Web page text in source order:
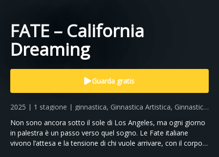
FATE – California
Dreaming
Guarda gratis
2025 | 1 stagione | ginnastica, Ginnastica Artistica, Ginnastica
Non sono ancora sotto il sole di Los Angeles, ma ogni giorno
in palestra è un passo verso quel sogno. Le Fate italiane
vivono l’attesa e la tensione di chi vuole arrivare, con il corpo